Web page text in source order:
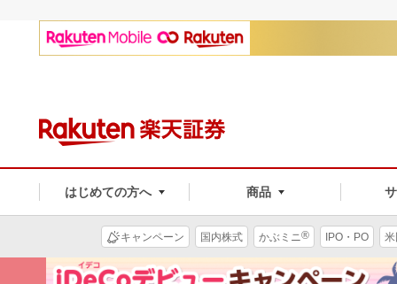
はじめての方へ 商品
キャンペーン 国内株式 かぶミニ® IPO・PO